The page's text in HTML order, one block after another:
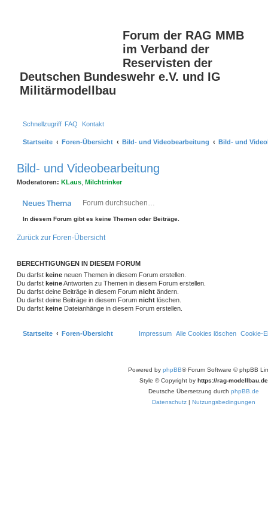
Forum der RAG MMB
im Verband der
Reservisten der
Deutschen Bundeswehr e.V. und IG
Militärmodellbau
Schnellzugriff FAQ Kontakt
Startseite Foren-Übersicht Bild- und Videobearbeitung Bild- und
Bild- und Videobearbeitung
Moderatoren: KLaus Milchtrinker
Neues Thema
In diesem Forum gibt es keine Themen oder Beiträge.
Zurück zur Foren-Übersicht
BERECHTIGUNGEN IN DIESEM FORUM
Du darfst keine neuen Themen in diesem Forum erstellen.
Du darfst keineAntworten zu Themen in diesem Forum erstellen.
Du darfst deine Beiträge in diesem Forum nicht ändern.
Du darfst deine Beiträge in diesem Forum nicht löschen.
Du darfst keine Dateianhänge in diesem Forum erstellen.
Startseite Foren-Übersicht Cookie-
Alle Cookies löschen
Impressum
Powered by phpBB® Forum Software © phpBB
Style © Copyright by https://rag-modellbau.de
Deutsche Übersetzung durch phpBB.de
Datenschutz | Nutzungsbedingungen